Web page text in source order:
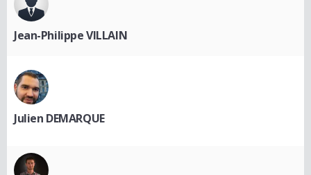
Jean-Philippe VILLAIN
Julien DEMARQUE